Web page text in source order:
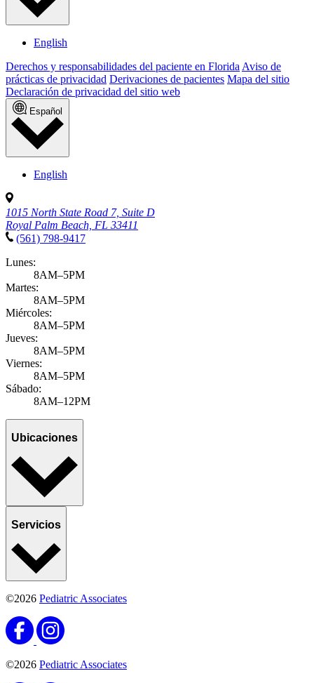
English
Derechos y responsabilidades del paciente en Florida Aviso de
prácticas de privacidad Derivaciones de pacientes Mapa del sitio
Declaración de privacidad del sitio web
Español
English
1015 North State Road 7, Suite D
Royal Palm Beach, FL 33411
(561) 798-9417
Lunes:
8AM–5PM
Martes:
8AM–5PM
Miércoles:
8AM–5PM
Jueves:
8AM–5PM
Viernes:
8AM–5PM
Sábado:
8AM–12PM
Ubicaciones
Servicios
©2026 Pediatric Associates
©2026 Pediatric Associates